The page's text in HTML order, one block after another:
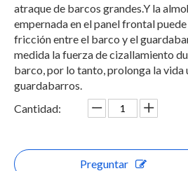
atraque de barcos grandes.Y la
empernada en el panel frontal
fricción entre el barco y el
medida la fuerza de cizallamiento
barco, por lo tanto, prolonga la vida
guardabarros.
Cantidad:
Preguntar